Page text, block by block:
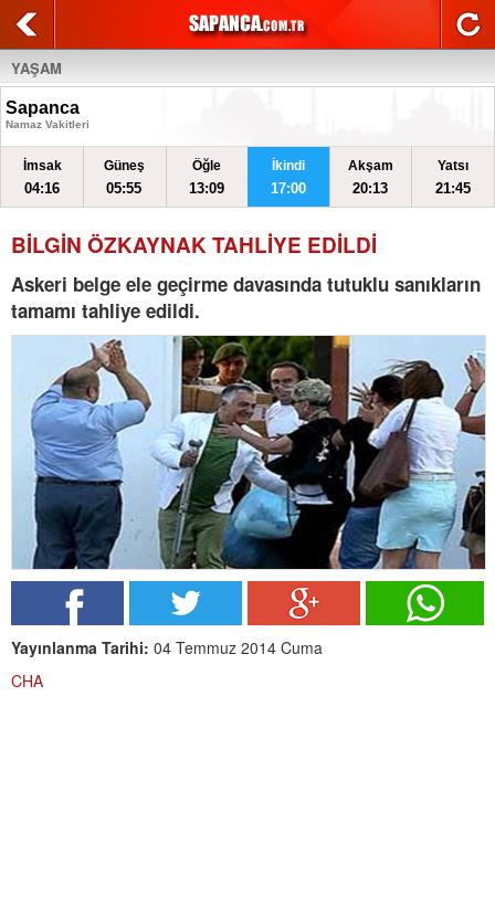
YAŞAM
Sapanca
Namaz Vakitleri
İmsak
04:16
Güneş
05:55
Öğle
13:09
İkindi
17:00
Akşam
20:13
Yatsı
21:45
BİLGİN ÖZKAYNAK TAHLİYE EDİLDİ
Askeri belge ele geçirme davasında tutuklu sanıkların
tamamı tahliye edildi.
Yayınlanma Tarihi: 04 Temmuz 2014 Cuma
CHA